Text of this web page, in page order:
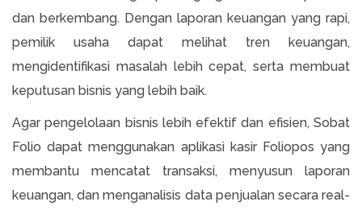
dan berkembang. Dengan laporan keuangan yang rapi,
pemilik usaha dapat melihat tren keuangan,
mengidentifikasi masalah lebih cepat, serta membuat
keputusan bisnis yang lebih baik.
Agar pengelolaan bisnis lebih efektif dan efisien, Sobat
Folio dapat menggunakan aplikasi kasir Foliopos yang
membantu mencatat transaksi, menyusun laporan
keuangan, dan menganalisis data penjualan secara real-